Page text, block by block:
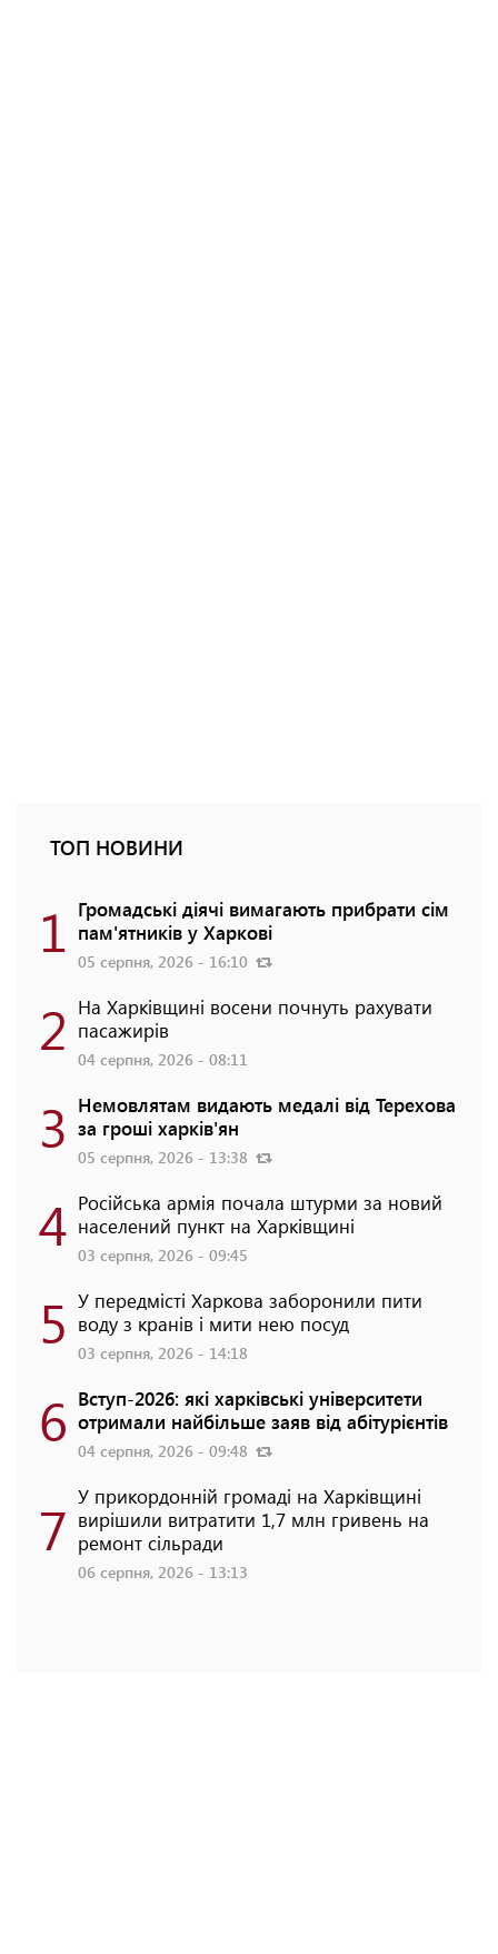
ТОП НОВИНИ
1 Громадські діячі вимагають прибрати сім
пам'ятників у Харкові
05 серпня, 2026 - 16:10
2 На Харківщині восени почнуть рахувати
пасажирів
04 серпня, 2026 - 08:11
3 Немовлятам видають медалі від Терехова
за гроші харків'ян
05 серпня, 2026 - 13:38
4 Російська армія почала штурми за новий
населений пункт на Харківщині
03 серпня, 2026 - 09:45
5 У передмісті Харкова заборонили пити
воду з кранів і мити нею посуд
03 серпня, 2026 - 14:18
6 Вступ-2026: які харківські університети
отримали найбільше заяв від абітурієнтів
04 серпня, 2026 - 09:48
7 У прикордонній громаді на Харківщині
вирішили витратити 1,7 млн гривень на
ремонт сільради
06 серпня, 2026 - 13:13